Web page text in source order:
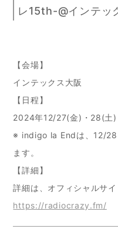
レ15th-@インテッ
【会場】
インテックス大阪
【日程】
2024年12/27(金)・28(土)
※ indigo la Endは、12/
ます。
【詳細】
詳細は、オフィシャルサイ
https://radiocrazy.fm/